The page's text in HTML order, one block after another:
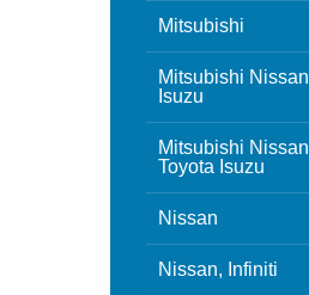
Mitsubishi
Mitsubishi Nissan
Isuzu
Mitsubishi Nissan
Toyota Isuzu
Nissan
Nissan, Infiniti